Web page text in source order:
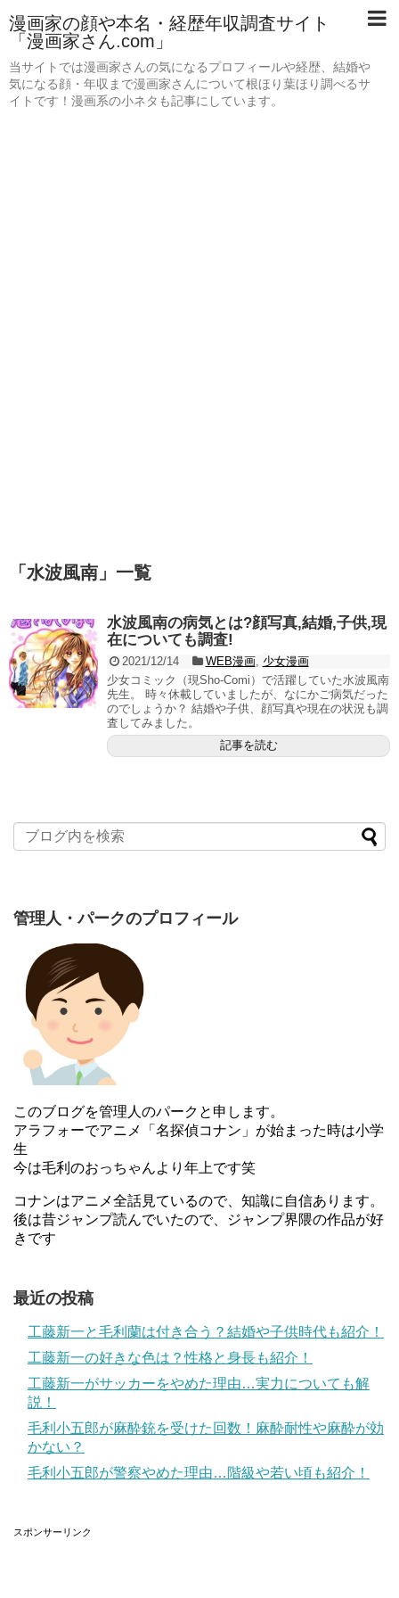
漫画家の顔や本名・経歴年収調査サイト
「漫画家さん.com」
当サイトでは漫画家さんの気になるプロフィールや経歴、結婚や
気になる顔・年収まで漫画家さんについて根ほり葉ほり調べるサ
イトです！漫画系の小ネタも記事にしています。
「 水波風南 」 一覧
水波風南の病気とは?顔写真,結婚,子供,現
在についても調査!
2021/12/14 WEB漫画, 少女漫画
少女コミック（現Sho-Comi）で活躍していた水波風南
先生。 時々休載していましたが、なにかご病気だった
のでしょうか？ 結婚や子供、顔写真や現在の状況も調
査してみました。
記事を読む
管理人・パークのプロフィール
このブログを管理人のパークと申します。
アラフォーでアニメ「名探偵コナン」が始まった時は小学
生
今は毛利のおっちゃんより年上です笑
コナンはアニメ全話見ているので、知識に自信あります。
後は昔ジャンプ読んでいたので、ジャンプ界隈の作品が好
きです
最近の投稿
工藤新一と毛利蘭は付き合う？結婚や子供時代も紹介！
工藤新一の好きな色は？性格と身長も紹介！
工藤新一がサッカーをやめた理由…実力についても解
説！
毛利小五郎が麻酔銃を受けた回数！麻酔耐性や麻酔が効
かない？
毛利小五郎が警察やめた理由…階級や若い頃も紹介！
スポンサーリンク